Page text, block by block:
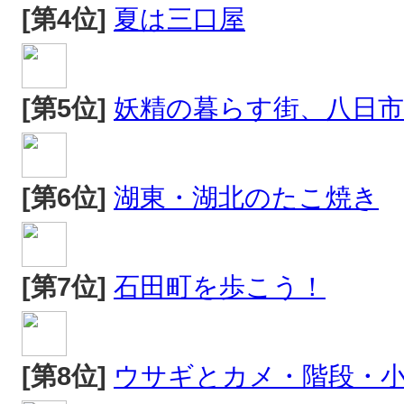
[第4位] 夏は三口屋
[第5位] 妖精の暮らす街、八日市
[第6位] 湖東・湖北のたこ焼き
[第7位] 石田町を歩こう！
[第8位] ウサギとカメ・階段・